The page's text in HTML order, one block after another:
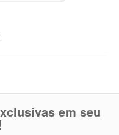
em seu